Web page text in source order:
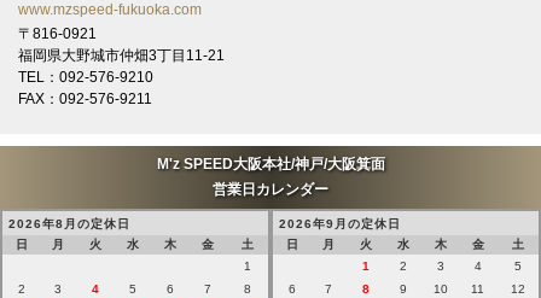
トヨタ VOXYにてご契約頂き有難うございます！
2026/6/25
奈良 K様
トヨタ ハリアーにてご契約頂き有難うございます！
2026/6/22
www.mzspeed-fukuoka.com
〒816-0921
福岡県大野城市仲畑3丁目11-21
TEL：092-576-9210
FAX：092-576-9211
M'z SPEED大阪本社/神戸/大阪箕面
営業日カレンダー
2026年8月の定休日
日
月 火 水 木 金
土
1
2
3 4 5 6 7
8
2026年9月の定休日
日
月 火 水 木 金
土
1
2 3 4
5
6
7 8 9 10 11
12